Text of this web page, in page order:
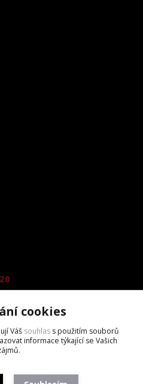
cookies
Váš souhlas s použitím souborů
informace týkající se Vašich